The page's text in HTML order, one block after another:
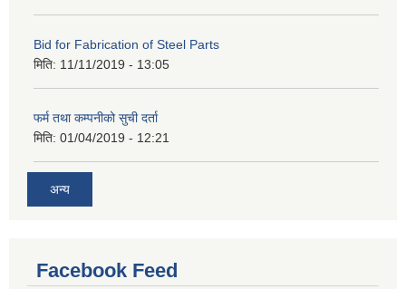
Bid for Fabrication of Steel Parts
मिति: 11/11/2019 - 13:05
फर्म तथा कम्पनीको सुची दर्ता
मिति: 01/04/2019 - 12:21
अन्य
Facebook Feed